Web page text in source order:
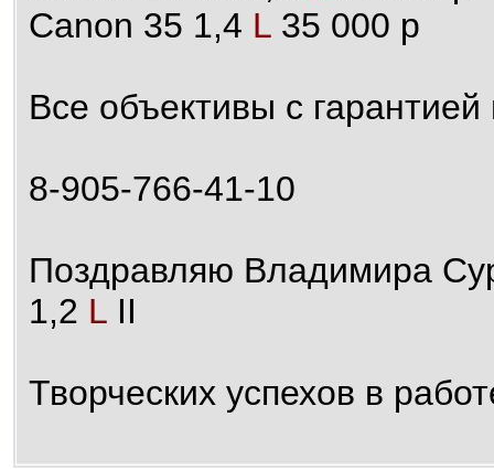
Canon 35 1,4 L 35 000 р
Все объективы с
8-905-766-41-10
Поздравляю Владимира
1,2 L II
Творческих успехов в